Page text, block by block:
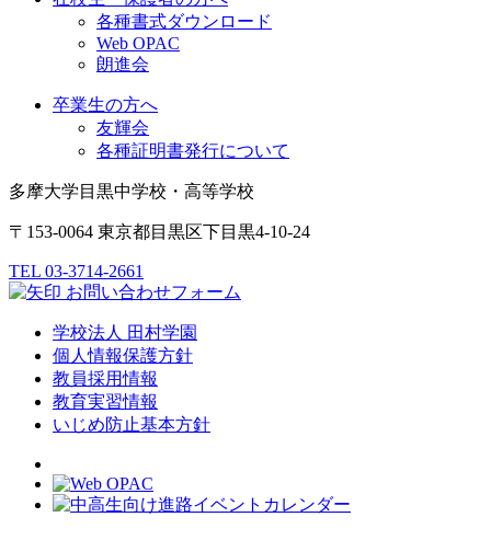
各種書式ダウンロード
Web OPAC
朗進会
卒業生の方へ
友輝会
各種証明書発行について
多摩大学目黒中学校・高等学校
〒153-0064 東京都目黒区下目黒4-10-24
TEL 03-3714-2661
お問い合わせフォーム
学校法人 田村学園
個人情報保護方針
教員採用情報
教育実習情報
いじめ防止基本方針